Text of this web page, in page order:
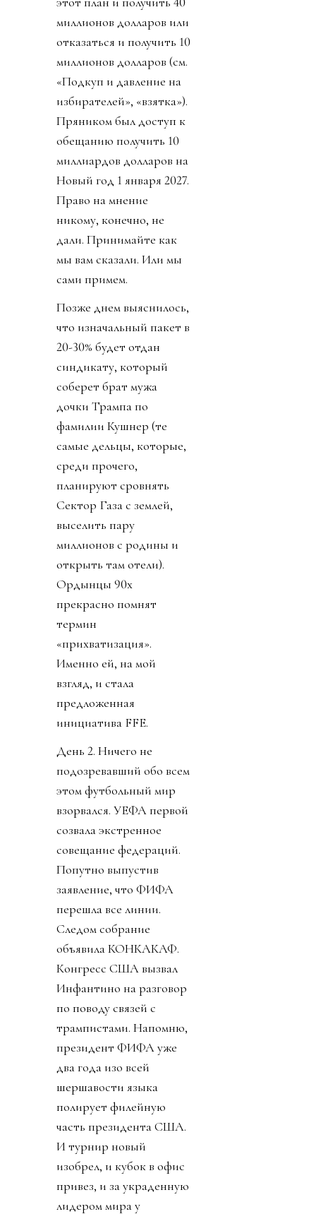
миллионов долларов или
отказаться и получить 10
миллионов долларов (см.
«Подкуп и давление на
избирателей», «взятка»).
Пряником был доступ к
обещанию получить 10
миллиардов долларов на
Новый год 1 января 2027.
Право на мнение
никому, конечно, не
дали. Принимайте как
мы вам сказали. Или мы
сами примем.
Позже днем выяснилось,
что изначальный пакет в
20-30% будет отдан
синдикату, который
соберет брат мужа
дочки Трампа по
фамилии Кушнер (те
самые дельцы, которые,
среди прочего,
планируют сровнять
Сектор Газа с землей,
выселить пару
миллионов с родины и
открыть там отели).
Ордынцы 90х
прекрасно помнят
термин
«прихватизация».
Именно ей, на мой
взгляд, и стала
предложенная
инициатива FFE.
День 2. Ничего не
подозревавший обо всем
этом футбольный мир
взорвался. УЕФА первой
созвала экстренное
совещание федераций.
Попутно выпустив
заявление, что ФИФА
перешла все линии.
Следом собрание
объявила КОНКАКАФ.
Конгресс США вызвал
Инфантино на разговор
по поводу связей с
трампистами. Напомню,
президент ФИФА уже
два года изо всей
шершавости языка
полирует филейную
часть президента США.
И турнир новый
изобрел, и кубок в офис
привез, и за украденную
лидером мира у